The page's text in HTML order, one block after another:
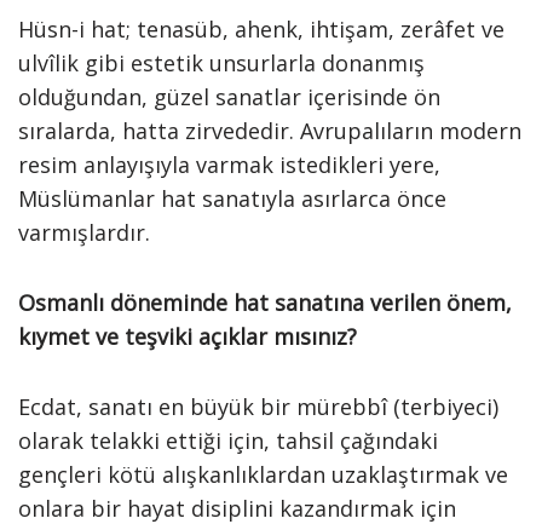
Hüsn-i hat; tenasüb, ahenk, ihtişam, zerâfet ve
ulvîlik gibi estetik unsurlarla donanmış
olduğundan, güzel sanatlar içerisinde ön
sıralarda, hatta zirvededir. Avrupalıların modern
resim anlayışıyla varmak istedikleri yere,
Müslümanlar hat sanatıyla asırlarca önce
varmışlardır.
Osmanlı döneminde hat sanatına verilen önem,
kıymet ve teşviki açıklar mısınız?
Ecdat, sanatı en büyük bir mürebbî (terbiyeci)
olarak telakki ettiği için, tahsil çağındaki
gençleri kötü alışkanlıklardan uzaklaştırmak ve
onlara bir hayat disiplini kazandırmak için